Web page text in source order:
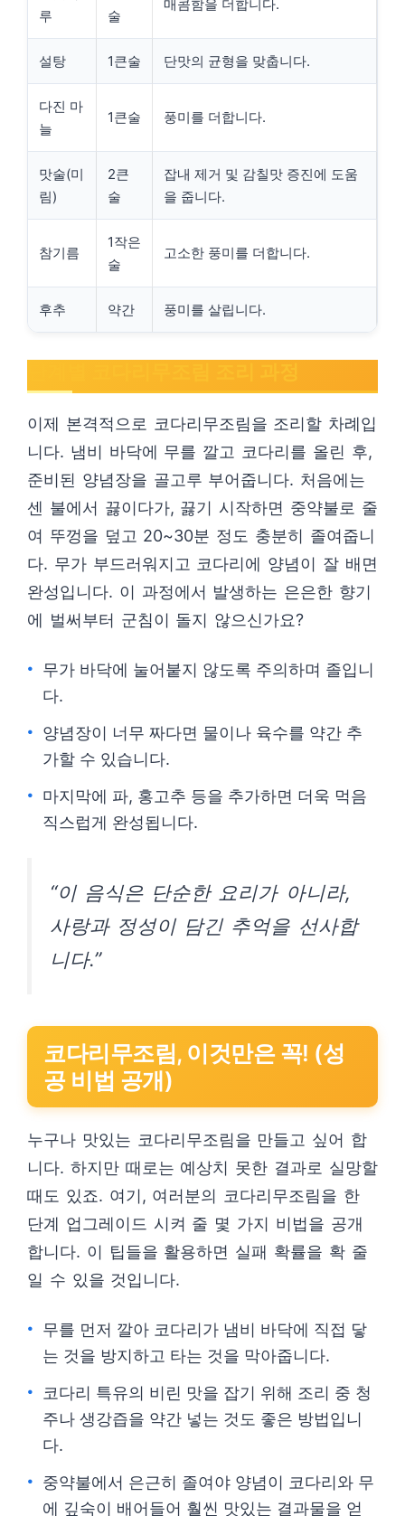
루
술
매콤함을 더합니다.
설탕 1큰술 단맛의 균형을 맞춥니다.
다진 마
늘
1큰술 풍미를 더합니다.
맛술(미
림)
2큰
술
잡내 제거 및 감칠맛 증진에 도움
을 줍니다.
참기름
1작은
술
고소한 풍미를 더합니다.
후추 약간 풍미를 살립니다.
이제 본격적으로 코다리무조림을 조리할 차례입
니다. 냄비 바닥에 무를 깔고 코다리를 올린 후,
준비된 양념장을 골고루 부어줍니다. 처음에는
센 불에서 끓이다가, 끓기 시작하면 중약불로 줄
여 뚜껑을 덮고 20~30분 정도 충분히 졸여줍니
다. 무가 부드러워지고 코다리에 양념이 잘 배면
완성입니다. 이 과정에서 발생하는 은은한 향기
에 벌써부터 군침이 돌지 않으신가요?
무가 바닥에 눌어붙지 않도록 주의하며 졸입니
다.
양념장이 너무 짜다면 물이나 육수를 약간 추
가할 수 있습니다.
마지막에 파, 홍고추 등을 추가하면 더욱 먹음
직스럽게 완성됩니다.
“이 음식은 단순한 요리가 아니라,
사랑과 정성이 담긴 추억을 선사합
니다.”
코다리무조림, 이것만은 꼭! (성
공 비법 공개)
누구나 맛있는 코다리무조림을 만들고 싶어 합
니다. 하지만 때로는 예상치 못한 결과로 실망할
때도 있죠. 여기, 여러분의 코다리무조림을 한
단계 업그레이드 시켜 줄 몇 가지 비법을 공개
합니다. 이 팁들을 활용하면 실패 확률을 확 줄
일 수 있을 것입니다.
무를 먼저 깔아 코다리가 냄비 바닥에 직접 닿
는 것을 방지하고 타는 것을 막아줍니다.
코다리 특유의 비린 맛을 잡기 위해 조리 중 청
주나 생강즙을 약간 넣는 것도 좋은 방법입니
다.
중약불에서 은근히 졸여야 양념이 코다리와 무
에 깊숙이 배어들어 훨씬 맛있는 결과물을 얻